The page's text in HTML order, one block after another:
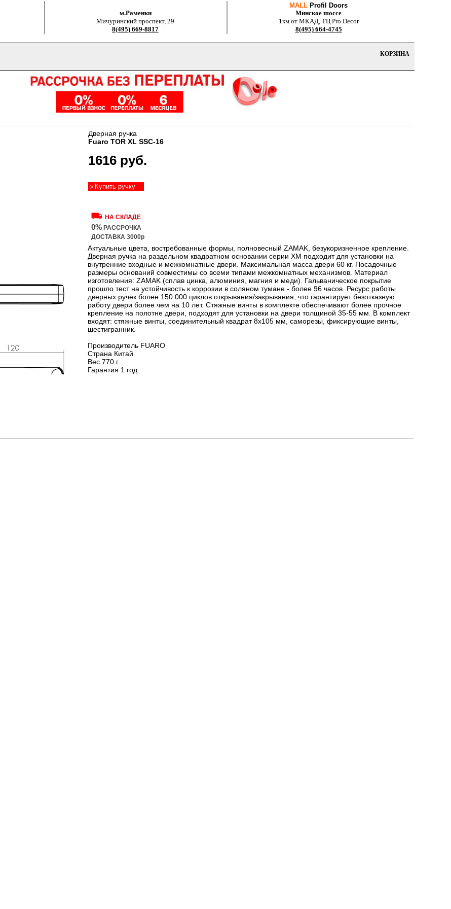
м.Раменки
Мичуринский проспект, 29
8(495) 669-8817
MALL Profil Doors
Минское шоссе
1км от МКАД, ТЦ Pro Decor
8(495) 664-4745
КОРЗИНА
Дверная ручка
Fuaro TOR XL SSC-16
1616 руб.
Купить ручку
НА СКЛАДЕ
0% РАССРОЧКА
ДОСТАВКА 3000р
Актуальные цвета, востребованные формы, полновесный ZAMAK, безукоризненное крепление.
Дверная ручка на раздельном квадратном основании серии XM подходит для установки на
внутренние входные и межкомнатные двери. Максимальная масса двери 60 кг. Посадочные
размеры оснований совместимы со всеми типами межкомнатных механизмов. Материал
изготовления: ZAMAK (сплав цинка, алюминия, магния и меди). Гальваническое покрытие
прошло тест на устойчивость к коррозии в соляном тумане - более 96 часов. Ресурс работы
дверных ручек более 150 000 циклов открывания/закрывания, что гарантирует безотказную
работу двери более чем на 10 лет. Стяжные винты в комплекте обеспечивают более прочное
крепление на полотне двери, подходят для установки на двери толщиной 35-55 мм. В комплект
входят: стяжные винты, соединительный квадрат 8x105 мм, саморезы, фиксирующие винты,
шестигранник.
Производитель FUARO
Страна Китай
Вес 770 г
Гарантия 1 год